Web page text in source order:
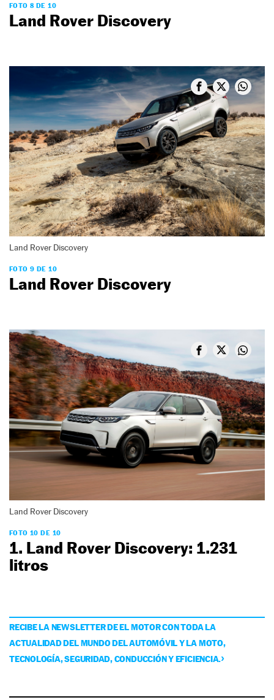
FOTO 8 DE 10
Land Rover Discovery
Land Rover Discovery
FOTO 9 DE 10
Land Rover Discovery
Land Rover Discovery
FOTO 10 DE 10
1. Land Rover Discovery: 1.231
litros
RECIBE LA NEWSLETTER DE EL MOTOR CON TODA LA
ACTUALIDAD DEL MUNDO DEL AUTOMÓVIL Y LA MOTO,
TECNOLOGÍA, SEGURIDAD, CONDUCCIÓN Y EFICIENCIA.